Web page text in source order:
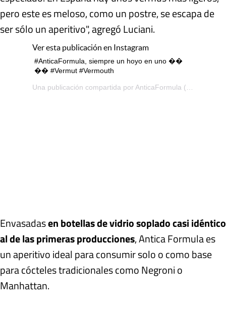
pero este es meloso, como un postre, se escapa de
ser sólo un aperitivo", agregó Luciani.
Ver esta publicación en Instagram
#AnticaFormula, siempre un hoyo en uno ��
�� #Vermut #Vermouth
Una publicación compartida por AnticaFormula (@anticaformulaarg) el 29 de Jun de 2019 a las 3:38 PDT
Envasadasen botellas de vidrio soplado casi idéntico
al de las primeras producciones, Antica Formula es
un aperitivo ideal para consumir solo o como base
para cócteles tradicionales como Negroni o
Manhattan.